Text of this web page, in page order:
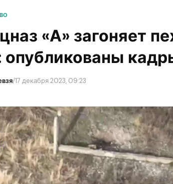
«А» загоняет
опубликованы
/17 декабря 2023, 09:23